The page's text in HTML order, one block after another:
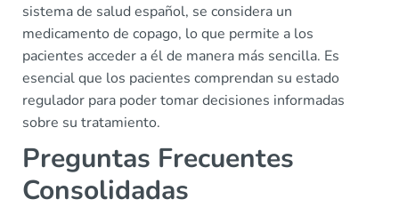
sistema de salud español, se considera un
medicamento de copago, lo que permite a los
pacientes acceder a él de manera más sencilla. Es
esencial que los pacientes comprendan su estado
regulador para poder tomar decisiones informadas
sobre su tratamiento.
Preguntas Frecuentes
Consolidadas